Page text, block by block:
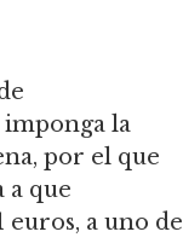
la
por el que
a que
euros, a uno de